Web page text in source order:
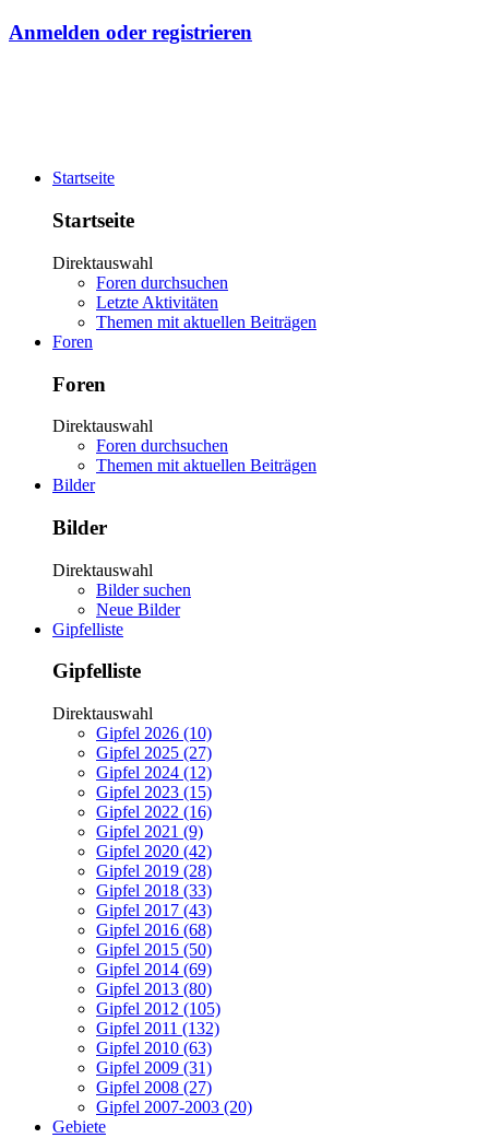
Anmelden oder registrieren
Startseite
Startseite
Direktauswahl
Foren durchsuchen
Letzte Aktivitäten
Themen mit aktuellen Beiträgen
Foren
Foren
Direktauswahl
Foren durchsuchen
Themen mit aktuellen Beiträgen
Bilder
Bilder
Direktauswahl
Bilder suchen
Neue Bilder
Gipfelliste
Gipfelliste
Direktauswahl
Gipfel 2026 (10)
Gipfel 2025 (27)
Gipfel 2024 (12)
Gipfel 2023 (15)
Gipfel 2022 (16)
Gipfel 2021 (9)
Gipfel 2020 (42)
Gipfel 2019 (28)
Gipfel 2018 (33)
Gipfel 2017 (43)
Gipfel 2016 (68)
Gipfel 2015 (50)
Gipfel 2014 (69)
Gipfel 2013 (80)
Gipfel 2012 (105)
Gipfel 2011 (132)
Gipfel 2010 (63)
Gipfel 2009 (31)
Gipfel 2008 (27)
Gipfel 2007-2003 (20)
Gebiete